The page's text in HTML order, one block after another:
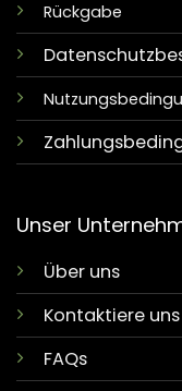
Rückgabe
Unser
Über uns
Kontaktiere uns
FAQs